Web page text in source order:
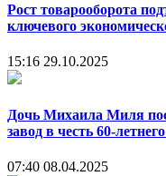
Рост товарооборота
ключевого
15:16 29.10.2025
Дочь Михаила Миля
завод в честь 60-
07:40 08.04.2025